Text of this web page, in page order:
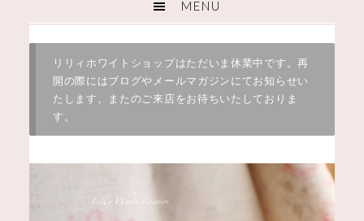
リリィホワイトショップはただいま休業中です。再
開の際にはブログやメールマガジンにてお知らせい
たします。またのご来店をお待ちいたしておりま
す。